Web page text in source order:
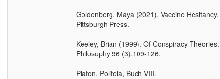
Goldenberg, Maya (2021). Vaccine
Pittsburgh Press.
Keeley, Brian (1999). Of Conspiracy
Philosophy 96 (3):109-126.
Platon, Politeia, Buch VIII.